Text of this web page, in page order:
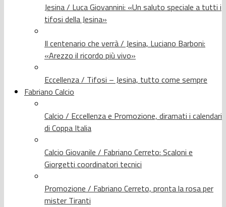
Jesina / Luca Giovannini: «Un saluto speciale a tutti i
tifosi della Jesina»
Il centenario che verrà / Jesina, Luciano Barboni:
«Arezzo il ricordo più vivo»
Eccellenza / Tifosi – Jesina, tutto come sempre
Fabriano Calcio
Calcio / Eccellenza e Promozione, diramati i calendari
di Coppa Italia
Calcio Giovanile / Fabriano Cerreto: Scaloni e
Giorgetti coordinatori tecnici
Promozione / Fabriano Cerreto, pronta la rosa per
mister Tiranti